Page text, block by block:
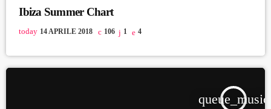
Ibiza Summer Chart
today 14 APRILE 2018 106 1 4
queue_music